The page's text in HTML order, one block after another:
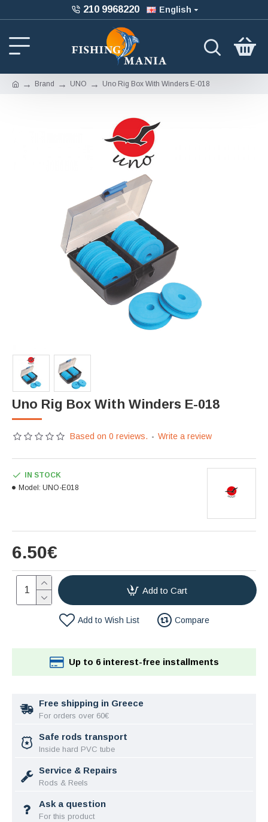
210 9968220 English
Brand UNO Uno Rig Box With Winders Ε-018
Uno Rig Box With Winders Ε-018
Based on 0 reviews. - Write a review
6.50€
IN STOCK
Model: UNO-Ε018
Add to Cart
Add to Wish List Compare
Free shipping in Greece
For orders over 60€
Safe rods transport
Inside hard PVC tube
Service & Repairs
Rods & Reels
Ask a question
For this product
Up to 6 interest-free installments